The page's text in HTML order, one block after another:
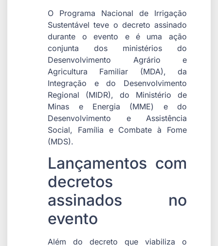
O Programa Nacional de Irrigação
Sustentável teve o decreto assinado
durante o evento e é uma ação
conjunta dos ministérios do
Desenvolvimento Agrário e
Agricultura Familiar (MDA), da
Integração e do Desenvolvimento
Regional (MIDR), do Ministério de
Minas e Energia (MME) e do
Desenvolvimento e Assistência
Social, Família e Combate à Fome
(MDS).
Lançamentos com
decretos
assinados no
evento
Além do decreto que viabiliza o